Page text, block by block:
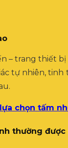
– trang thiết bị
tự nhiên, tinh
chọn tấm
thường